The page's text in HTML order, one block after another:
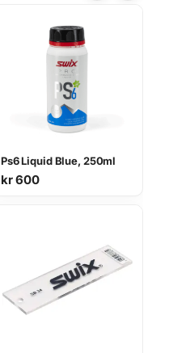
Ps6 Liquid Blue, 250ml
kr600